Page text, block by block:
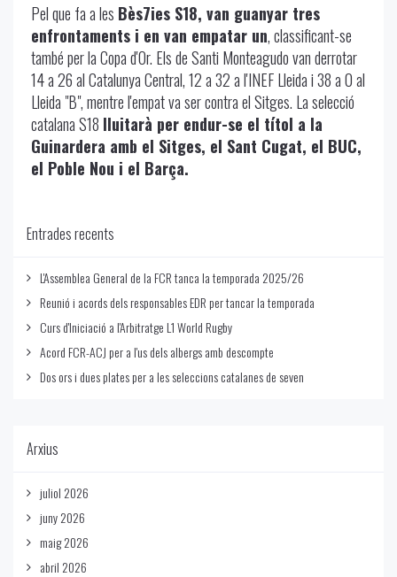
Pel que fa a les Bès7ies S18, van guanyar tres
enfrontaments i en van empatar un, classificant-se
també per la Copa d'Or. Els de Santi Monteagudo van derrotar
14 a 26 al Catalunya Central, 12 a 32 a l'INEF Lleida i 38 a 0 al
Lleida "B", mentre l'empat va ser contra el Sitges. La selecció
catalana S18 lluitarà per endur-se el títol a la
Guinardera amb el Sitges, el Sant Cugat, el BUC,
el Poble Nou i el Barça.
Entrades recents
L'Assemblea General de la FCR tanca la temporada 2025/26
Reunió i acords dels responsables EDR per tancar la temporada
Curs d'Iniciació a l'Arbitratge L1 World Rugby
Acord FCR-ACJ per a l'us dels albergs amb descompte
Dos ors i dues plates per a les seleccions catalanes de seven
Arxius
juliol 2026
juny 2026
maig 2026
abril 2026